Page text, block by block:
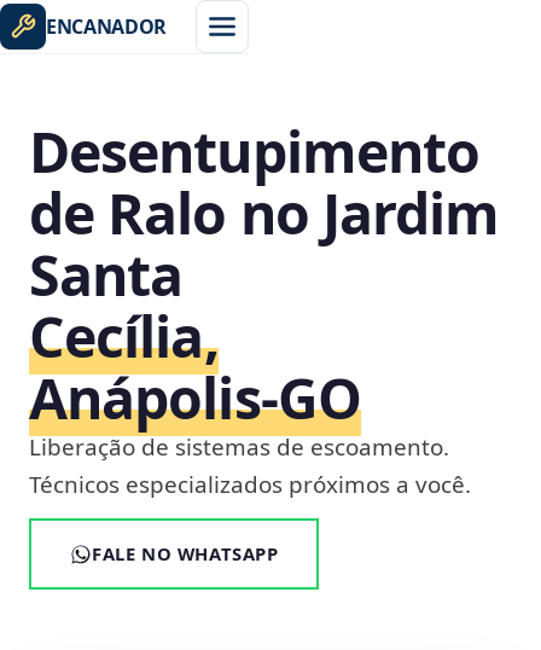
ENCANADOR
Desentupimento
de Ralo no Jardim
Santa
Cecília,
Anápolis‑GO
Liberação de sistemas de escoamento.
Técnicos especializados próximos a você.
FALE NO WHATSAPP